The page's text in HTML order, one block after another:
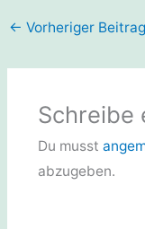
← Vorheriger Beitrag
Schreibe
Du musst
abzugeben.